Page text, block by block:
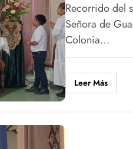
Recorrido del
Señora de
Colonia…
Leer Más